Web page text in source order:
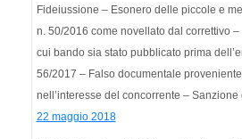
Fideiussione – Esonero delle piccole e
n. 50/2016 come novellato dal correttivo
cui bando sia stato pubblicato prima
56/2017 – Falso documentale
nell’interesse del concorrente – Sanzione
22 maggio 2018